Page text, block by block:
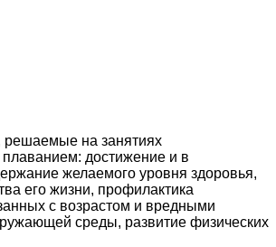
решаемые на занятиях
достижение и в
желаемого уровня здоровья,
его жизни, профилактика
с возрастом и вредными
среды, развитие физических